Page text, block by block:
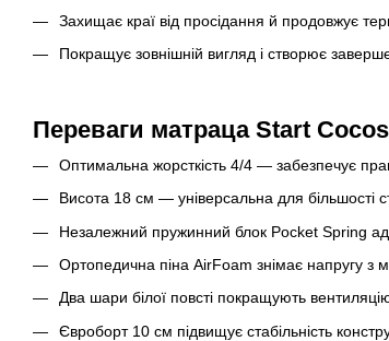
Захищає краї від просідання й продовжує
Покращує зовнішній вигляд і створює
Переваги матраца Start
Оптимальна жорсткість 4/4 — забезпечує
Висота 18 см — універсальна для більшості
Незалежний пружинний блок Pocket Spring
Ортопедична піна AirFoam знімає напругу з
Два шари білої повсті покращують
Євроборт 10 см підвищує стабільність